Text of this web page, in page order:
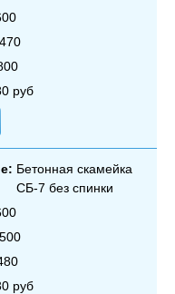
470
руб
Бетонная скамейка
СБ‑7 без спинки
500
руб